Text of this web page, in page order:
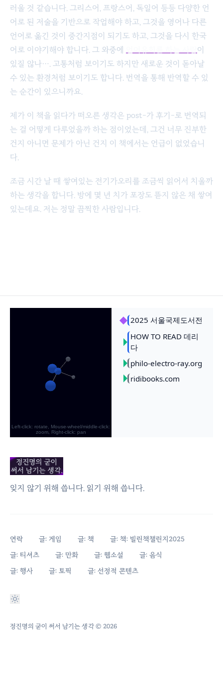
러울 것 같습니다. 그리스어, 프랑스어, 독일어 등등 다양한 언
어로 된 저술을 기반으로 작업해야 하고, 그것을 영어나 다른
언어로 옮긴 것이 중간지점이 되기도 하고, 그것을 다시 한국
어로 이야기해야 합니다. 그 와중에
이
있질 않나…. 고통처럼 보이기도 하지만 새로운 것이 돋아날
수 있는 환경처럼 보이기도 합니다. 번역을 통해 반역할 수 있
는 순간이 있으니까요.
제가 이 책을 읽다가 떠오른 생각은 post-가 후기-로 번역되
는 걸 어떻게 다루었을까 하는 점이었는데, 그건 너무 진부한
건지 아니면 문제가 아닌 건지 이 책에서는 언급이 없었습니
다.
조금 시간 날 때 쌓여있는 전기가오리를 조금씩 읽어서 치울까
하는 생각을 합니다. 방에 몇 년 치가 포장도 뜯지 않은 채 쌓여
있는데요. 저는 정말 끔찍한 사람입니다.
잊지 않기 위해 씁니다. 읽기 위해 씁니다.
연락 글: 게임 글: 책
글: 책: 빌린책챌린지2025
글: 티셔츠
글: 만화 글: 웹소설
글: 음식
글: 행사
글: 토픽 글: 선정적 콘텐츠
정진명의 굳이 써서 남기는 생각© 2026